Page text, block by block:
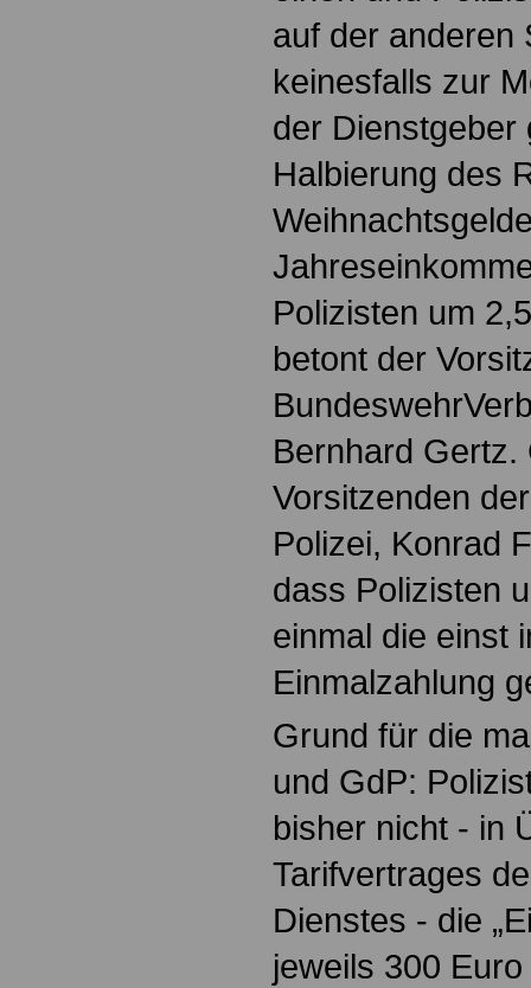
auf der anderen
keinesfalls zur
der Dienstgeber
Halbierung des
Polizisten um
betont der
Bernhard Gertz.
Vorsitzenden
Polizei, Konrad
dass Polizisten
einmal die einst
Einmalzahlung
Grund für die
und GdP:
bisher nicht - in
Tarifvertrages
Dienstes - die
jeweils 300